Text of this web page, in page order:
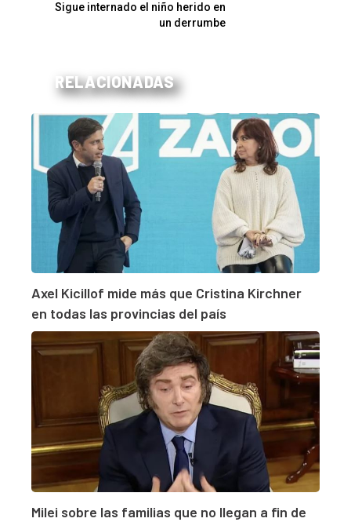
Sigue internado el niño herido en
un derrumbe
RELACIONADAS
Axel Kicillof mide más que Cristina Kirchner
en todas las provincias del país
Milei sobre las familias que no llegan a fin de